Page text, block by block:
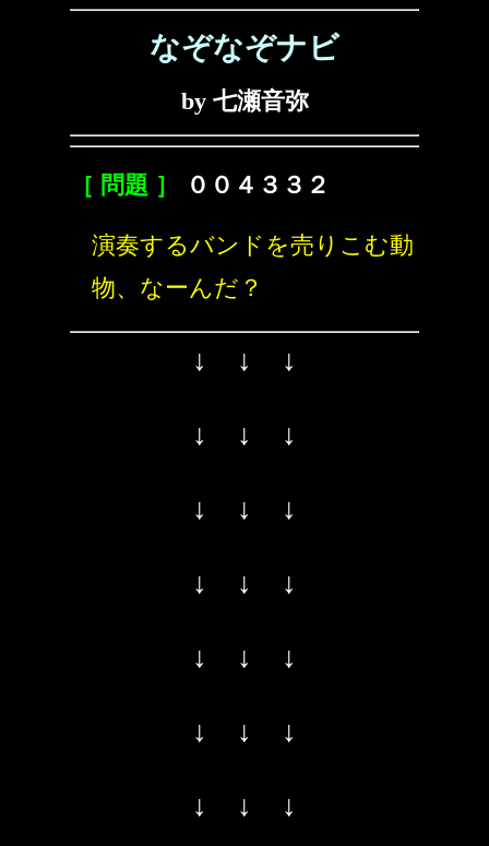
なぞなぞナビ
by 七瀬音弥
［ 問題 ］ ００４３３２
演奏するバンドを売りこむ動
物、なーんだ？
↓ ↓ ↓
↓ ↓ ↓
↓ ↓ ↓
↓ ↓ ↓
↓ ↓ ↓
↓ ↓ ↓
↓ ↓ ↓